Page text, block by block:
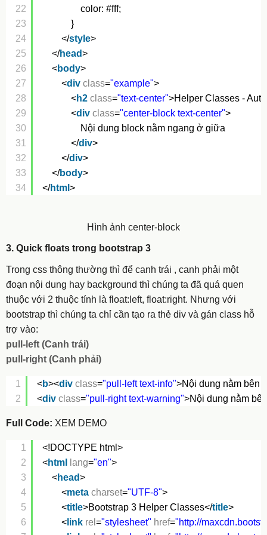
22
23
24
25
26
27
28
29
30
31
32
33
34
color: #fff;
}
</style>
</head>
<body>
<div class="example">
<h2 class="text-center">Helper Classes -
<div class="center-block text-center">
Nội dung block nằm ngang ở giữa
</div>
</div>
</body>
</html >
Hình ảnh center-block
3. Quick floats trong bootstrap 3
Trong css thông thường thì để canh trái , canh phải một
đoạn nội dung hay background thì chúng ta đã quá quen
thuộc với 2 thuộc tính là float:left, float:right. Nhưng với
bootstrap thì chúng ta chỉ cần tạo ra thẻ div và gán class hỗ
trợ vào:
pull-left (Canh trái)
pull-right (Canh phải)
1
2
<b><div class="pull-left text-info">Nội dung nằm bên
<div class="pull-right text-warning">Nội dung nằm
Full Code: XEM DEMO
1
2
3
4
5
6
<!DOCTYPE html>
<html lang="en">
<head>
<meta charset="UTF-8">
<title>Bootstrap 3 Helper Classes</title>
< link rel ="stylesheet" href="http://